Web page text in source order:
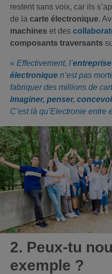
restent sans voix, car ils
de la carte électronique.
machines et des
composants traversants
« Effectivement, l’
électronique n’est pas
fabriquer des millions de
imaginer, penser,
C’est là qu’Electronie entre
2. Peux-tu
exemple ?